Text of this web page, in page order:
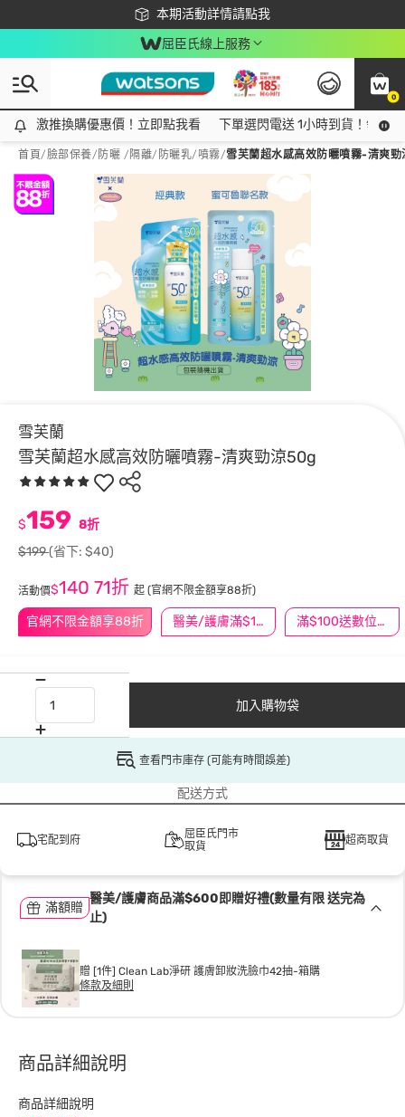
本期活動詳情請點我
下載app最高回饋$350
屈臣氏線上服務
0
激推換購優惠價！立即點我看
激推換購優惠價！立即點我看 下單選閃電送 1小時到貨！領神
首頁/臉部保養/ 防曬 /隔離/ 防曬乳/噴霧/雪芙蘭超水感高效防曬噴霧-清爽
雪芙蘭
雪芙蘭超水感高效防曬噴霧-清爽勁涼50g
官網不限金額享88折 醫美/護膚滿$1200送$200 滿$100送數位印花
$159 8折
$199(省下: $40)
活動價$140 71折 起 (官網不限金額享88折)
加入購物袋
查看門市庫存 (可能有時間誤差)
配送方式
宅配到府
屈臣氏門市
取貨
超商取貨
滿額贈
醫美/護膚商品滿$600即贈好禮(數量有限 送完為
止)
贈 [1件] Clean Lab淨研 護膚卸妝洗臉巾42抽-箱購
條款及細則
商品詳細說明
商品詳細說明